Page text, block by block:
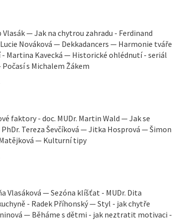
Vlasák — Jak na chytrou zahradu - Ferdinand
Nováková — Dekkadancers — Harmonie tváře
Martina Kavecká — Historické ohlédnutí - seriál
s Michalem Žákem
faktory - doc. MUDr. Martin Wald — Jak se
Tereza Ševčíková — Jitka Hosprová — Šimon
— Kulturní tipy
Vlasáková — Sezóna klíšťat - MUDr. Dita
- Radek Příhonský — Styl - jak chytře
— Běháme s dětmi - jak neztratit motivaci -